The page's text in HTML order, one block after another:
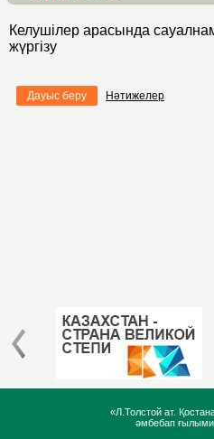
Келушілер арасында
жүргізу
Дауыс беру Нәтижелер
«Л.Толстой ат.
әмбебап